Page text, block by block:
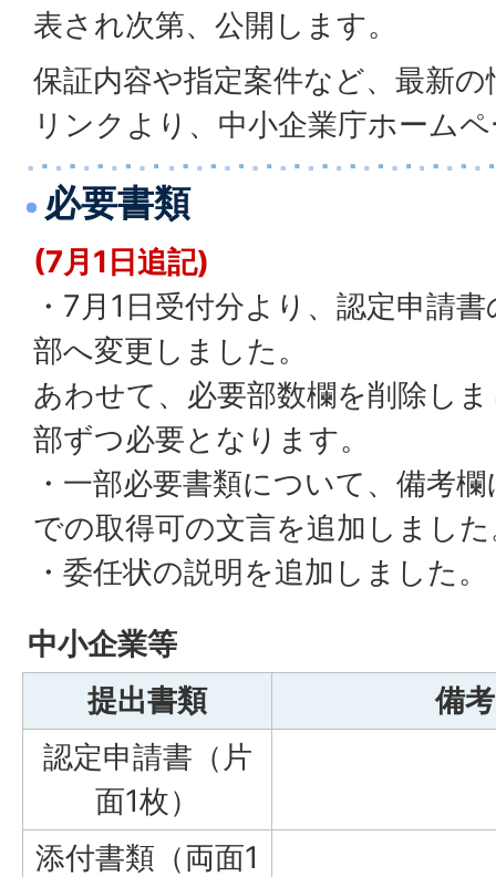
表され次第、公開します。
保証内容や指定案件など、最新
リンクより、中小企業庁ホーム
必要書類
(7月1日追記)
・7月1日受付分より、認定申請
部へ変更しました。
あわせて、必要部数欄を削除し
部ずつ必要となります。
・一部必要書類について、備考
での取得可の文言を追加しまし
・委任状の説明を追加しました。
中小企業等
提出書類
備
認定申請書（片
面1枚）
添付書類（両面1